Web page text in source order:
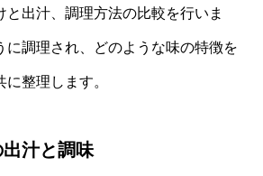
と出汁、調理方法の比較を行いま
に調理され、どのような味の特徴を
整理します。
汁と調味